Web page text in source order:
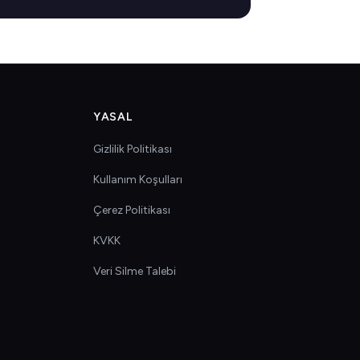
YASAL
Gizlilik Politikası
Kullanım Koşulları
Çerez Politikası
KVKK
Veri Silme Talebi